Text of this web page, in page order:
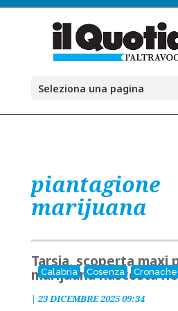
Seleziona una pagina
piantagione
marijuana
Calabria Cosenza Cronache
Tarsia, scoperta maxi
marijuana nascosta
| 23 DICEMBRE 2025 09:34